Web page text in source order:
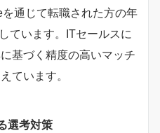
通じて転職された方の年
ています。ITセールスに
基づく精度の高いマッチ
ています。
選考対策